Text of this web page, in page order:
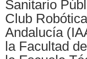
Sanitario
Club
Andalucía
la Facultad